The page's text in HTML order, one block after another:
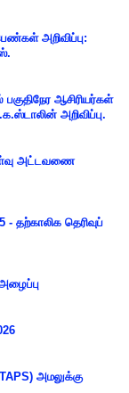
அறிவிப்பு:
ஆசிரியர்கள்
அறிவிப்பு.
அட்டவணை
- தற்காலிக தெரிவுப்
அமலுக்கு